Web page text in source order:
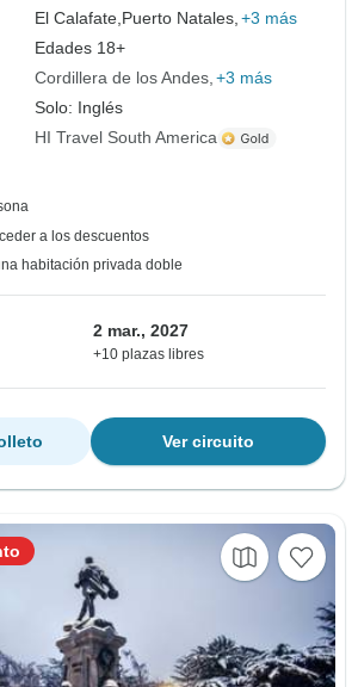
El Calafate,Puerto Natales, +3 más
Edades 18+
Cordillera de los Andes +3 más
Solo: Inglés
HI Travel South America
a los descuentos
habitación privada doble
2 mar., 2027
+10 plazas libres
Ver circuito